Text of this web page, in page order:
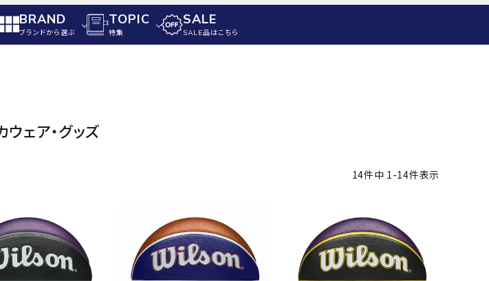
ニアサッカースパイク
カーウェア
ニアサッカーウェア
リカ商品
少年軟式バット
ソフトボール用バット
野球スパイク・シューズ
ストリングス・ガット（テニス）
エッジガード
テニスシューズ
テニスバッグ
ジャケット・アウター
ヨガマット
バックパック
ソックス
ランニング・陸上ソックス
帽子
キャップ
BRAND
ブランドから選ぶ
AIGLE
STAG
TOPIC
特集
SALE
SALE品はこちら
ウェア・グッズ
14件中 1 -14件表示